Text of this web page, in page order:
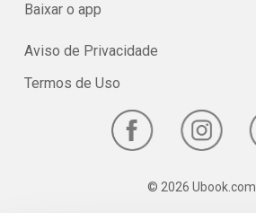
Baixar o app
Aviso de Privacidade
Termos de Uso
© 2026 Ubook.com